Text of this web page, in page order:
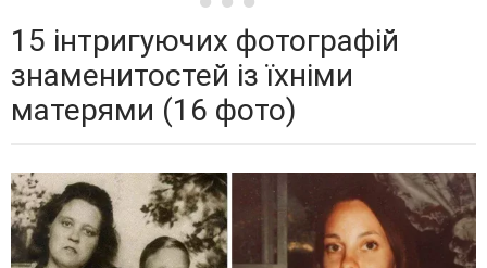
15 інтригуючих фотографій
знаменитостей із їхніми
матерями (16 фото)